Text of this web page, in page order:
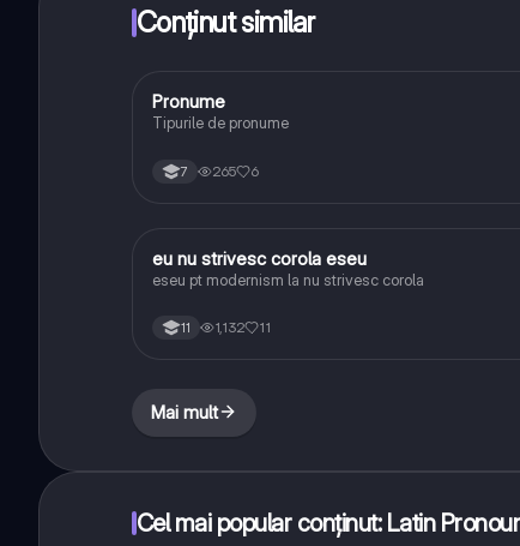
Conținut similar
Limba și literatura română
Pronume
Tipurile de pronume
7 265 6
Limba și literatura română
eu nu strivesc corola eseu
eseu pt modernism la nu strivesc corola
11 1,132 11
Mai mult
Cel mai popular conținut: Latin